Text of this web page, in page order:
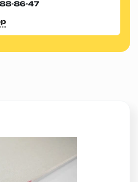
86-47